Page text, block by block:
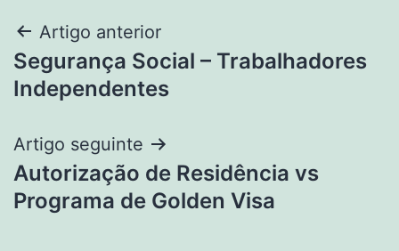
Navegação
de
Artigo anterior
Segurança Social – Trabalhadores
Independentes
Artigo seguinte
Autorização de Residência vs
Programa de Golden Visa